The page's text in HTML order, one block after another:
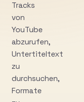
Tracks
von
YouTube
abzurufen,
Untertiteltext
zu
durchsuchen,
Formate